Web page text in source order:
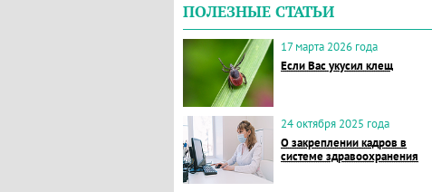
ПОЛЕЗНЫЕ СТАТЬИ
17 марта 2026 года
Если Вас укусил клещ
24 октября 2025 года
О закреплении кадров в
системе здравоохранения